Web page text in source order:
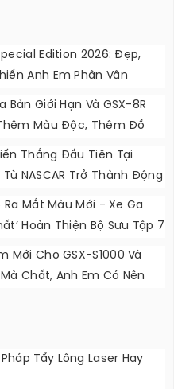
Edition 2026: Đẹp,
Anh Em Phân Vân
Bản Giới Hạn Và GSX-8R
Màu Độc, Thêm Đồ
Thắng Đầu Tiên Tại
Từ NASCAR Trở Thành Động
Ra Mắt Màu Mới - Xe Ga
Hoàn Thiện Bộ Sưu Tập 7
Mới Cho GSX-S1000 Và
Chất, Anh Em Có Nên
Tẩy Lông Laser Hay